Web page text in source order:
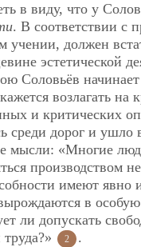
в виду, что у
. В соответствии с
учении, должен
эстетической
Соловьёв
возлагать на
и критических
среди дорог и
мысли: «Многие
производством
имеют явно
в
ли допускать
2 .